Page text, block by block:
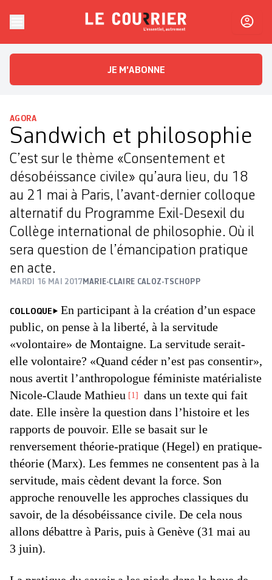
Le CourrierL'essentiel, autrement
JE M'ABONNE
AGORA
Sandwich et philosophie
C’est sur le thème «Consentement et
désobéissance civile» qu’aura lieu, du 18
au 21 mai à Paris, l’avant-dernier colloque
alternatif du Programme Exil-Desexil du
Collège international de philosophie. Où il
sera question de l’émancipation pratique
en acte.
MARDI 16 MAI 2017MARIE-CLAIRE CALOZ-TSCHOPP
COLLOQUE
En participant à la création d’un espace
public, on pense à la liberté, à la servitude
«volontaire» de Montaigne. La servitude serait-
elle volontaire? «Quand céder n’est pas consentir»,
nous avertit l’anthropologue féministe matérialiste
Nicole-Claude Mathieu
1
dans un texte qui fait
date. Elle insère la question dans l’histoire et les
rapports de pouvoir. Elle se basait sur le
renversement théorie-pratique (Hegel) en pratique-
théorie (Marx). Les femmes ne consentent pas à la
servitude, mais cèdent devant la force. Son
approche renouvelle les approches classiques du
savoir, de la désobéissance civile. De cela nous
allons débattre à Paris, puis à Genève (31 mai au
3 juin).